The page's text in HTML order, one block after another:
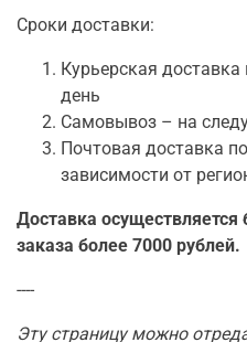
Сроки доставки:
Курьерская
день
Самовывоз – на
Почтовая доставка
зависимости от
Доставка осуществляется
заказа более 7000 рублей.
----
Эту страницу можно